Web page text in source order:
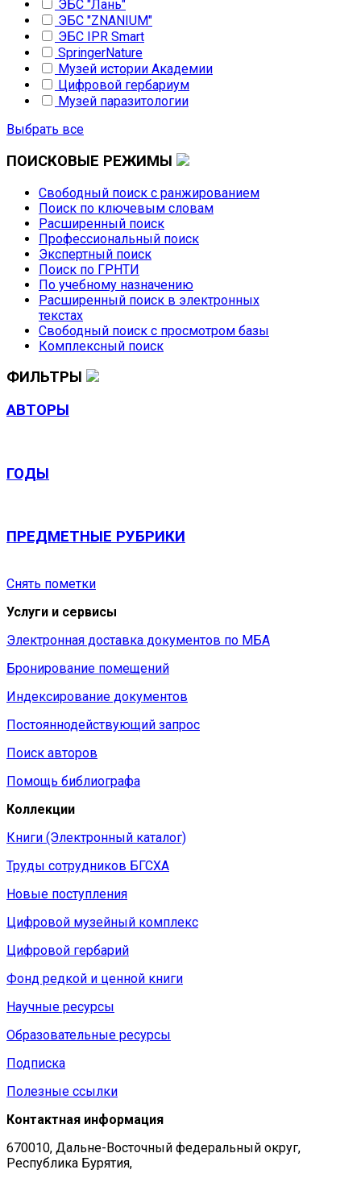
ЭБС "Лань"
ЭБС "ZNANIUM"
ЭБС IPR Smart
SpringerNature
Музей истории Академии
Цифровой гербариум
Музей паразитологии
Выбрать все
ПОИСКОВЫЕ РЕЖИМЫ
Свободный поиск с ранжированием
Поиск по ключевым словам
Расширенный поиск
Профессиональный поиск
Экспертный поиск
Поиск по ГРНТИ
По учебному назначению
Расширенный поиск в электронных
текстах
Свободный поиск с просмотром базы
Комплексный поиск
ФИЛЬТРЫ
АВТОРЫ
ГОДЫ
ПРЕДМЕТНЫЕ РУБРИКИ
Снять пометки
Услуги и сервисы
Электронная доставка документов по МБА
Бронирование помещений
Индексирование документов
Постояннодействующий запрос
Поиск авторов
Помощь библиографа
Коллекции
Книги (Электронный каталог)
Труды сотрудников БГСХА
Новые поступления
Цифровой музейный комплекс
Цифровой гербарий
Фонд редкой и ценной книги
Научные ресурсы
Образовательные ресурсы
Подписка
Полезные ссылки
Контактная информация
670010, Дальне-Восточный федеральный округ,
Республика Бурятия,